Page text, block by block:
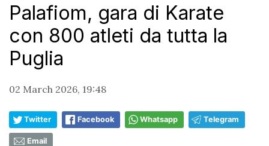
Palafiom, gara di Karate
con 800 atleti da tutta la
Puglia
02 March 2026, 19:48
Twitter Facebook Whatsapp Telegram
Email